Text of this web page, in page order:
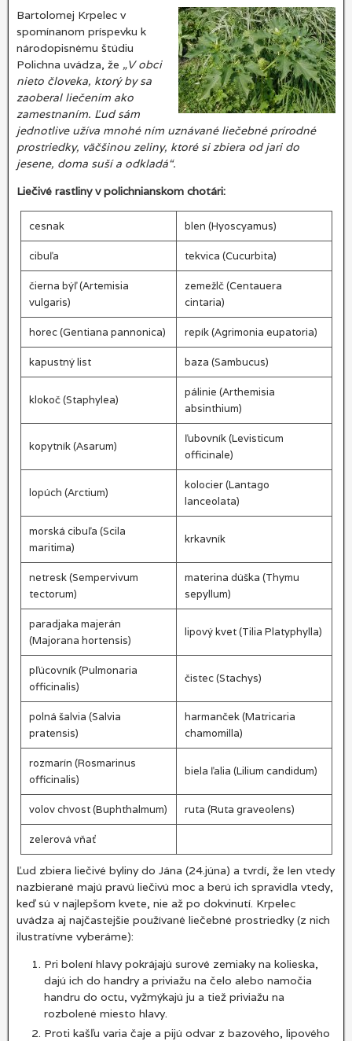
Bartolomej Krpelec v
spomínanom príspevku k
národopisnému štúdiu
Polichna uvádza, že „V obci
nieto človeka, ktorý by sa
zaoberal liečením ako
zamestnaním. Ľud sám
jednotlive užíva mnohé ním uznávané liečebné prírodné
prostriedky, väčšinou zeliny, ktoré si zbiera od jari do
jesene, doma suší a odkladá“.
Liečivé rastliny v polichnianskom chotári:
cesnak blen (Hyoscyamus)
cibuľa tekvica (Cucurbita)
čierna býľ (Artemisia
vulgaris)
zemežlč (Centauera
cintaria)
horec (Gentiana pannonica) repík (Agrimonia eupatoria)
kapustný list baza (Sambucus)
klokoč (Staphylea)
pálinie (Arthemisia
absinthium)
kopytník (Asarum)
ľubovník (Levisticum
officinale)
lopúch (Arctium)
kolocier (Lantago
lanceolata)
morská cibuľa (Scila
maritima)
krkavník
netresk (Sempervivum
tectorum)
materina dúška (Thymu
sepyllum)
paradjaka majerán
(Majorana hortensis)
lipový kvet (Tilia Platyphylla)
pľúcovník (Pulmonaria
officinalis)
čistec (Stachys)
polná šalvia (Salvia
pratensis)
harmanček (Matricaria
chamomilla)
rozmarín (Rosmarinus
officinalis)
biela ľalia (Lilium candidum)
volov chvost (Buphthalmum) ruta (Ruta graveolens)
zelerová vňať
Ľud zbiera liečivé byliny do Jána (24.júna) a tvrdí, že len vtedy
nazbierané majú pravú liečivú moc a berú ich spravidla vtedy,
keď sú v najlepšom kvete, nie až po dokvinutí. Krpelec
uvádza aj najčastejšie používané liečebné prostriedky (z nich
ilustratívne vyberáme):
Pri bolení hlavy pokrájajú surové zemiaky na kolieska,
dajú ich do handry a priviažu na čelo alebo namočia
handru do octu, vyžmýkajú ju a tiež priviažu na
rozbolené miesto hlavy.
Proti kašľu varia čaje a pijú odvar z bazového, lipového